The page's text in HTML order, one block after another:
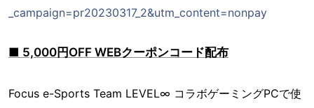
_campaign=pr20230317_2&utm_content=nonpay
■ 5,000円OFF WEBクーポンコード配布
Focus e-Sports Team LEVEL∞ コラボゲーミングPCで使